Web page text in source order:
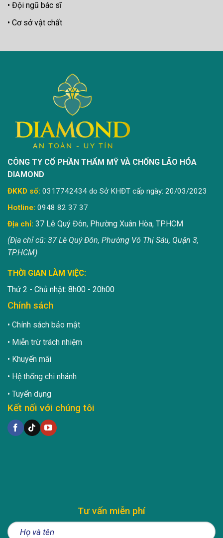
Đội ngũ bác sĩ
Cơ sở vật chất
CÔNG TY CỔ PHẦN THẨM MỸ VÀ CHỐNG LÃO HÓA
DIAMOND
ĐKKD số: 0317742434 do Sở KHĐT cấp ngày: 20/03/2023
Hotline: 0948 82 37 37
Địa chỉ: 37 Lê Quý Đôn, Phường Xuân Hòa, TP.HCM
(Địa chỉ cũ: 37 Lê Quý Đôn, Phường Võ Thị Sáu, Quận 3,
TP.HCM)
THỜI GIAN LÀM VIỆC:
Thứ 2 - Chủ nhật: 8h00 - 20h00
Chính sách
Chính sách bảo mật
Miễn trừ trách nhiệm
Khuyến mãi
Hệ thống chi nhánh
Tuyển dụng
Kết nối với chúng tôi
Tư vấn miễn phí